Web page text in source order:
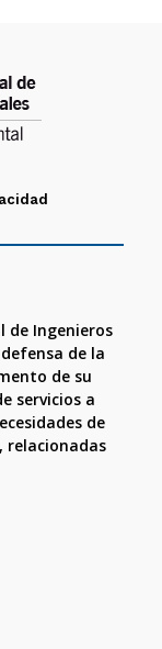
de Ingenieros
de la
de su
servicios a
de
relacionadas